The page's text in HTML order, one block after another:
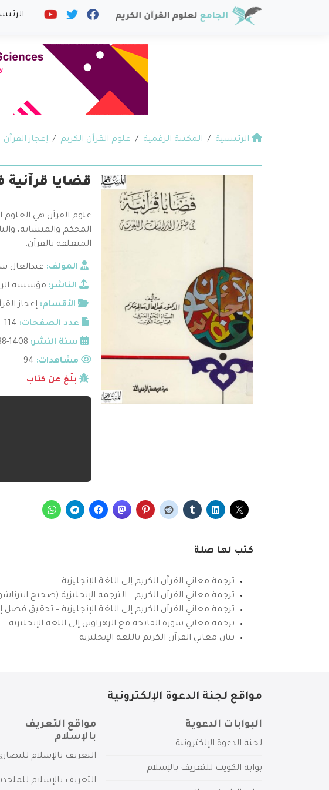
الرئيسية المكتبة الرقمية علوم القرآن الكريم إعجاز القرآن
قضايا قرآنية
علوم القرآن هي العلوم
المحكم والمتشابه،
المتعلقة بالقرآن.
المؤلف: عبدالعال
الناشر: مؤسسة
الأقسام: إعجاز
عدد الصفحات: 114
سنة النشر: 1408-1988
مشاهدات:
بلّغ عن كتاب
كتب لها صلة
ترجمة معاني القرآن الكريم إلى اللغة الإنجليزية
ترجمة معاني القرآن الكريم – الترجمة الإنجليزية (صحيح
ترجمة معاني القرآن الكريم إلى اللغة الإنجليزية – تحقيق
ترجمة معاني سورة الفاتحة مع الزهراوين إلى اللغة الإنجليزية
بيان معاني القرآن الكريم باللغة الإنجليزية
مواقع لجنة الدعوة الإلكترونية
البوابات الدعوية
لجنة الدعوة الإلكترونية
بوابة الكويت للتعريف بالإسلام
مواقع التعريف
بالإسلام
التعريف بالإسلام
التعريف بالإسلام